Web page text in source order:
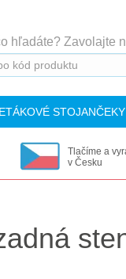
hľadáte? Zavolajte
STOJANČEKY
Tlačíme a
v Česku